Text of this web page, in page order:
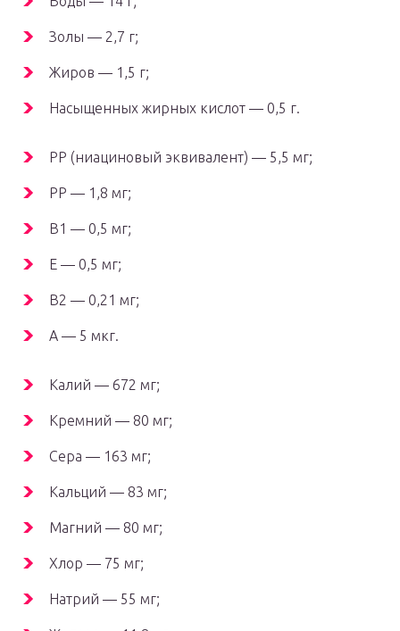
Золы — 2,7 г;
Жиров — 1,5 г;
Насыщенных жирных кислот — 0,5 г.
РР (ниациновый эквивалент) — 5,5 мг;
РР — 1,8 мг;
В1 — 0,5 мг;
Е — 0,5 мг;
В2 — 0,21 мг;
А — 5 мкг.
Калий — 672 мг;
Кремний — 80 мг;
Сера — 163 мг;
Кальций — 83 мг;
Магний — 80 мг;
Хлор — 75 мг;
Натрий — 55 мг;